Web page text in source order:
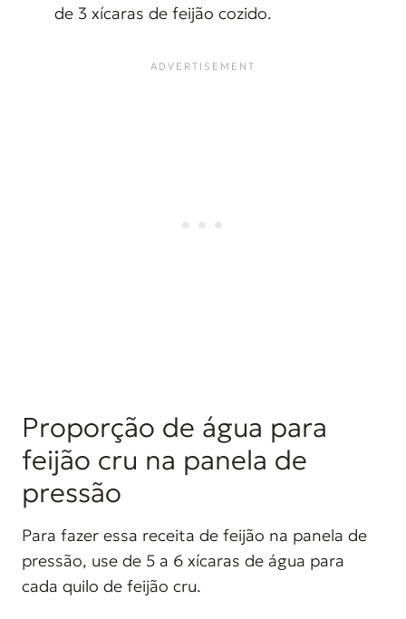
de 3 xícaras de feijão cozido.
Proporção de água para
feijão cru na panela de
pressão
Para fazer essa receita de feijão na panela de
pressão, use de 5 a 6 xícaras de água para
cada quilo de feijão cru.